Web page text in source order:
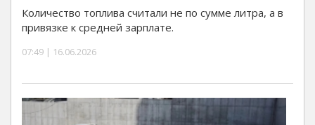
Количество топлива считали не по сумме литра, а в
привязке к средней зарплате.
07:49 | 16.06.2026